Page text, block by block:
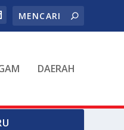
DAERAH